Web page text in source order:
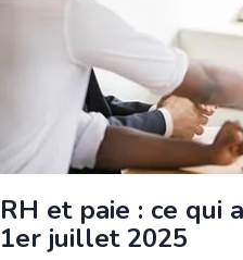
RH et paie : ce qui
1er juillet 2025